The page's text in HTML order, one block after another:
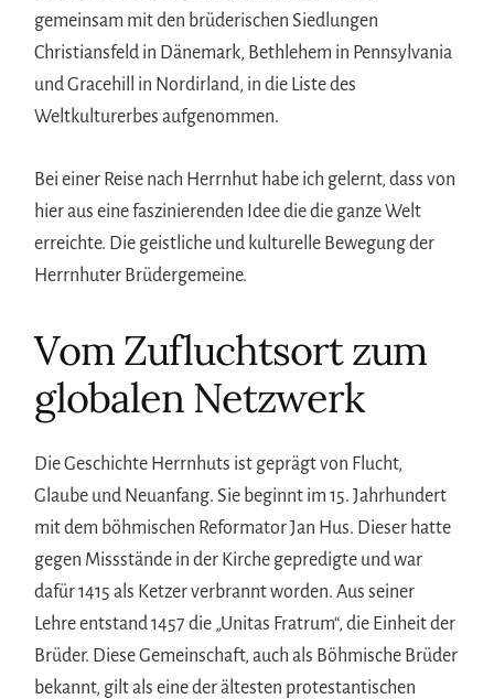
gemeinsam mit den brüderischen Siedlungen
Christiansfeld in Dänemark, Bethlehem in Pennsylvania
und Gracehill in Nordirland, in die Liste des
Weltkulturerbes aufgenommen.
Bei einer Reise nach Herrnhut habe ich gelernt, dass von
hier aus eine faszinierenden Idee die die ganze Welt
erreichte. Die geistliche und kulturelle Bewegung der
Herrnhuter Brüdergemeine.
Vom Zufluchtsort zum
globalen Netzwerk
Die Geschichte Herrnhuts ist geprägt von Flucht,
Glaube und Neuanfang. Sie beginnt im 15. Jahrhundert
mit dem böhmischen Reformator Jan Hus. Dieser hatte
gegen Missstände in der Kirche gepredigte und war
dafür 1415 als Ketzer verbrannt worden. Aus seiner
Lehre entstand 1457 die „Unitas Fratrum“, die Einheit der
Brüder. Diese Gemeinschaft, auch als Böhmische Brüder
bekannt, gilt als eine der ältesten protestantischen